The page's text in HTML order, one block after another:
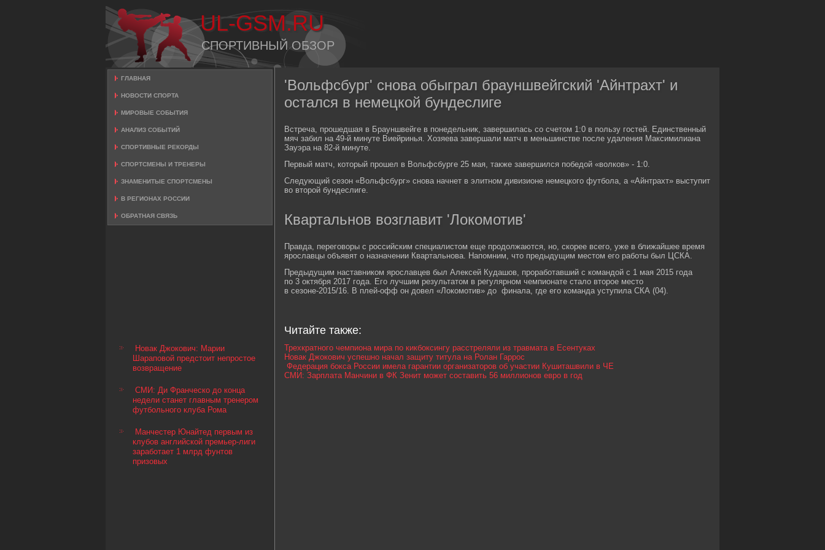
UL-GSM.RU
СПОРТИВНЫЙ ОБЗОР
ГЛАВНАЯ
НОВОСТИ СПОРТА
МИРОВЫЕ СОБЫТИЯ
АНАЛИЗ СОБЫТИЙ
СПОРТИВНЫЕ РЕКОРДЫ
СПОРТСМЕНЫ И ТРЕНЕРЫ
ЗНАМЕНИТЫЕ СПОРТСМЕНЫ
В РЕГИОНАХ РОССИИ
ОБРАТНАЯ СВЯЗЬ
Новак Джокович: Марии
Шараповой предстоит непростое
возвращение
СМИ: Ди Франческо до конца
недели станет главным тренером
футбольного клуба Рома
Манчестер Юнайтед первым из
клубов английской премьер-лиги
заработает 1 млрд фунтов
призовых
'Вольфсбург' снова обыграл брауншвейгский 'Айнтрахт' и
остался в немецкой бундеслиге
Встреча, прошедшая в Брауншвейге в понедельник, завершилась со счетом 1:0 в пользу гостей. Единственный
мяч забил на 49-й минуте Виейринья. Хозяева завершали матч в меньшинстве после удаления Максимилиана
Зауэра на 82-й минуте.
Первый матч, который прошел в Вольфсбурге 25 мая, также завершился победой «волков» - 1:0.
Следующий сезон «Вольфсбург» снова начнет в элитном дивизионе немецкого футбола, а «Айнтрахт» выступит
во второй бундеслиге.
Квартальнов возглавит 'Локомотив'
Правда, переговоры с российским специалистом еще продолжаются, но, скорее всего, уже в ближайшее время
ярославцы объявят о назначении Квартальнова. Напомним, что предыдущим местом его работы был ЦСКА.
Предыдущим наставником ярославцев был Алексей Кудашов, проработавший с командой с 1 мая 2015 года
по 3 октября 2017 года. Его лучшим результатом в регулярном чемпионате стало второе место
в сезоне-2015/16. В плей-офф он довел «Локомотив» до финала, где его команда уступила СКА (04).
Читайте также:
Трехкратного чемпиона мира по кикбоксингу расстреляли из травмата в Есентуках
Новак Джокович успешно начал защиту титула на Ролан Гаррос
Федерация бокса России имела гарантии организаторов об участии Кушиташвили в ЧЕ
СМИ: Зарплата Манчини в ФК Зенит может составить 56 миллионов евро в год